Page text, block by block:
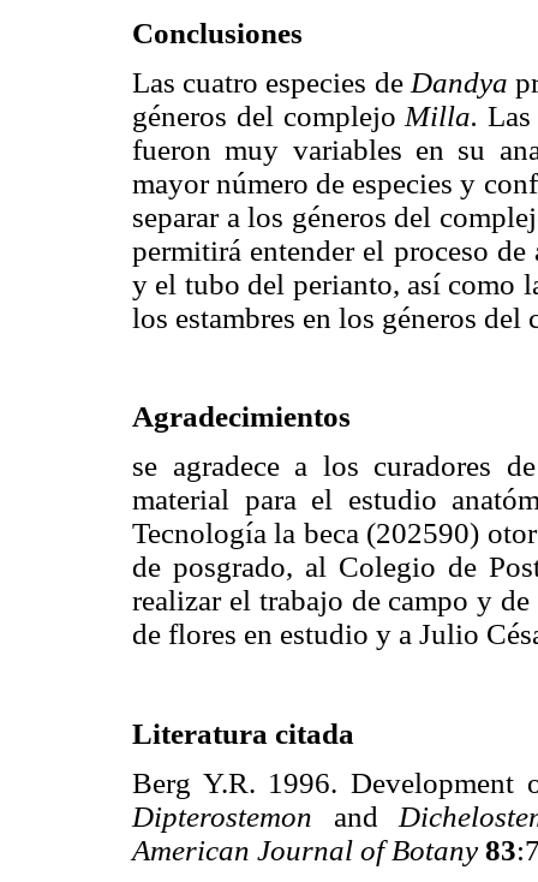
Conclusiones
Las cuatro especies de Dandya
géneros del complejo Milla.
fueron muy variables en su
mayor número de especies y
separar a los géneros del
permitirá entender el proceso
y el tubo del perianto, así como
los estambres en los géneros
Agradecimientos
se agradece a los curadores
material para el estudio
Tecnología la beca (202590)
de posgrado, al Colegio de
realizar el trabajo de campo y
de flores en estudio y a Julio
Literatura citada
Berg Y.R. 1996. Development
Dipterostemon and
American Journal of Botany 83